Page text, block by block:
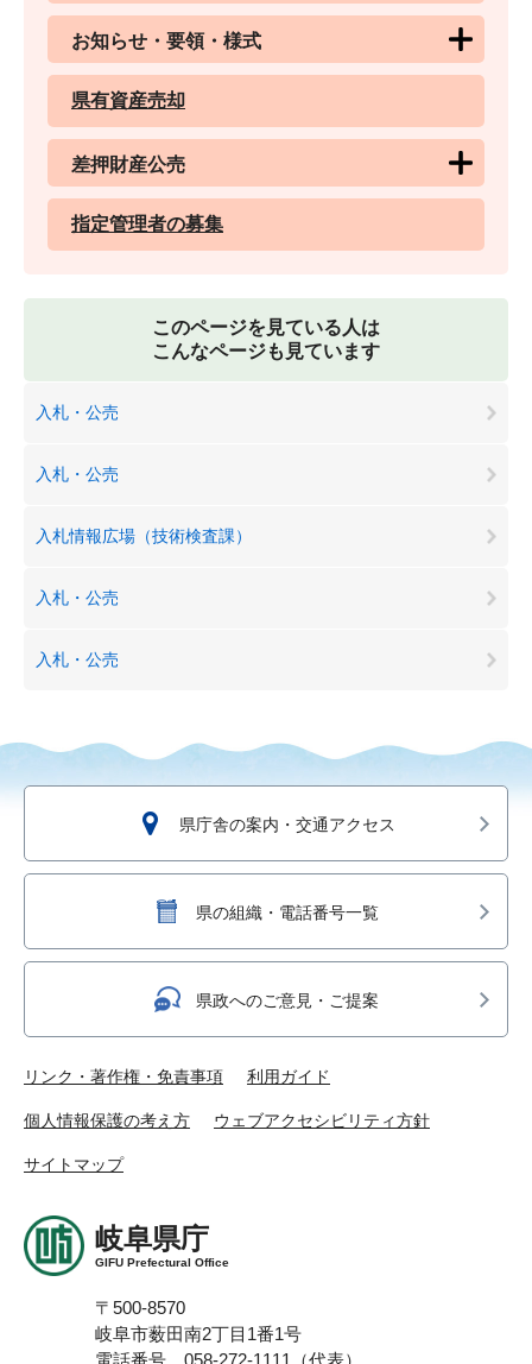
お知らせ・要領・様式
県有資産売却
差押財産公売
指定管理者の募集
このページを見ている人は
こんなページも見ています
入札・公売
入札・公売
入札情報広場（技術検査課）
入札・公売
入札・公売
県庁舎の案内・交通アクセス
県の組織・電話番号一覧
県政へのご意見・ご提案
リンク・著作権・免責事項 利用ガイド
個人情報保護の考え方 ウェブアクセシビリティ方針
サイトマップ
岐阜県庁
GIFU Prefectural Office
〒500-8570
岐阜市薮田南2丁目1番1号
電話番号 058-272-1111（代表）